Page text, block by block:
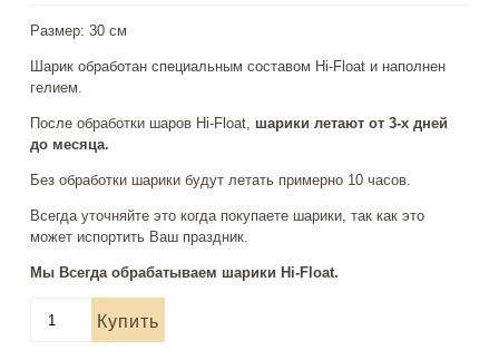
Размер: 30 см
Шарик обработан специальным составом Hi-Float и наполнен
гелием.
После обработки шаров Hi-Float, шарики летают от 3-х дней
до месяца.
Без обработки шарики будут летать примерно 10 часов.
Всегда уточняйте это когда покупаете шарики, так как это
может испортить Ваш праздник.
Мы Всегда обрабатываем шарики Hi-Float.
товара
Купить